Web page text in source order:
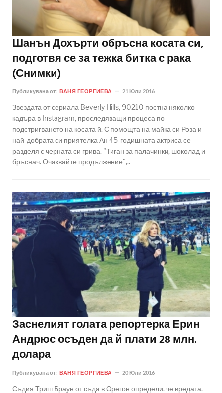
Шанън Дохърти обръсна косата си,
подготвя се за тежка битка с рака
(Снимки)
Публикувана от: ВАНЯ ГЕОРГИЕВА 21 Юли 2016
Звездата от сериала Beverly Hills, 90210 постна няколко
кадъра в Instagram, проследяващи процеса по
подстригването на косата й. С помощта на майка си Роза и
най-добрата си приятелка Ан 45-годишната актриса се
разделя с черната си грива. "Тиган за палачинки, шоколад и
бръснач. Очаквайте продължение",..
Заснелият голата репортерка Ерин
Андрюс осъден да й плати 28 млн.
долара
Публикувана от: ВАНЯ ГЕОРГИЕВА 20 Юли 2016
Съдия Триш Браун от съда в Орегон определи, че вредата,